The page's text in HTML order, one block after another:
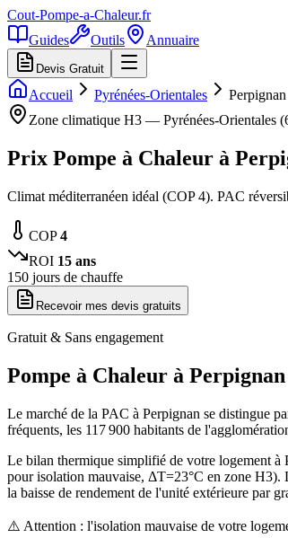
Cout-Pompe-a-Chaleur.fr
Guides
Outils Annuaire
Devis Gratuit
Accueil Pyrénées-Orientales
Perpignan
Zone climatique H3 — Pyrénées-Orientales (
Prix Pompe à Chaleur à
Climat méditerranéen idéal (COP 4). PAC
COP4
ROI 15 ans
150 jours de chauffe
Recevoir mes devis gratuits
Gratuit & Sans engagement
Pompe à Chaleur à Perpignan
Le marché de la PAC à Perpignan se distingue
fréquents, les 117 900 habitants de
Le bilan thermique simplifié de votre logement
pour isolation mauvaise, ΔT=23°C en zone H3).
la baisse de rendement de l'unité extérieure par
⚠️ Attention : l'isolation mauvaise de votre